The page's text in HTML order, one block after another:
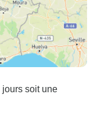
jours soit une